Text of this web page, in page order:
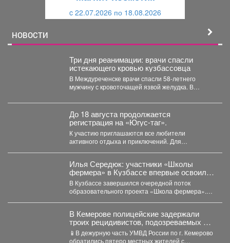
c 22.07.2026 по 18.08.2026
НОВОСТИ
Три дня реанимации: врачи спасли
истекающего кровью кузбассовца
В Междуреченске врачи спасли 58-летнего
мужчину с кровоточащей язвой желудка. В
До 18 августа продолжается
регистрация на «Югус-таг».
К участию приглашаются все любители
активного отдыха и приключений. Для
Илья Середюк: участники «Школы
фермера» в Кузбассе впервые освоили
работу с агродронами
В Кузбассе завершился очередной поток
образовательного проекта «Школа фермера».
В Кемерове полицейские задержали
троих рецидивистов, подозреваемых в
совершении серии краж
📱В дежурную часть УМВД России по г. Кемерово
обратились пятеро местных жителей с